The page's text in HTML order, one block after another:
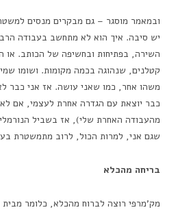
ובמאמר מוסגר – גם מבקרים מנסים
יש סיבה. איך הוא לא מתחשב בעבודה
השירה, בפתיחות ובחשיפה של הכותב. או
קטלנים, שנהוגה בכמה מקומות. ושומו
משהו אחר, כמו שאני עושה. אז אני כבר
כבר יוצאת עם הגדרה אחרת לעצמי, אם
מהעבודה האחרת שלי), אז בשביל
שגם אני, למרות הכול, לרוב מתמשטרת
בריחה מהכלא
מק'מרפי רוצה לברוח מהכלא, כלומר מבית